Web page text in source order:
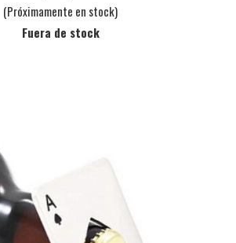
(Próximamente en stock)
Fuera de stock